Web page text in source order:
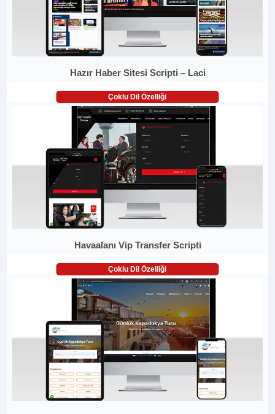
Hazır Haber Sitesi Scripti – Laci
Çoklu Dil Özelliği
Havaalanı Vip Transfer Scripti
Çoklu Dil Özelliği